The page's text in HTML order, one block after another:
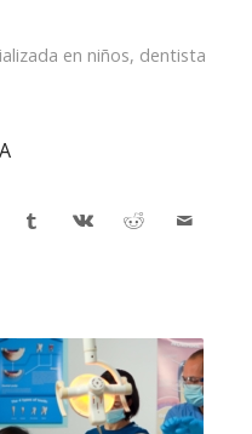
en niños, dentista